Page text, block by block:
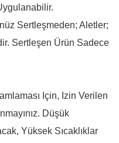
Sertleşmeden; Aletler;
Sertleşen Ürün Sadece
Için, Izin Verilen
Düşük
Yüksek Sıcaklıklar